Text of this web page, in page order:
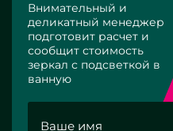
Внимательный и
деликатный менеджер
подготовит расчет и
сообщит стоимость
зеркал с подсветкой в
ванную